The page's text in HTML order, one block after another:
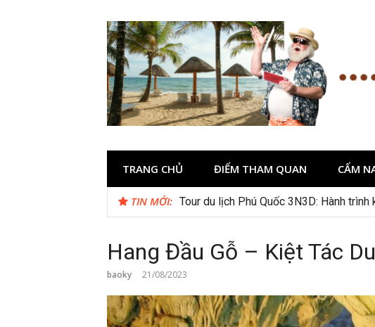
TRANG CHỦ ĐIỂM THAM QUAN CẨM
TIN MỚI: Tour du lịch Phú Quốc 3N3D: Hành
Hang Đầu Gỗ – Kiệt Tác
baoky 21/08/2023